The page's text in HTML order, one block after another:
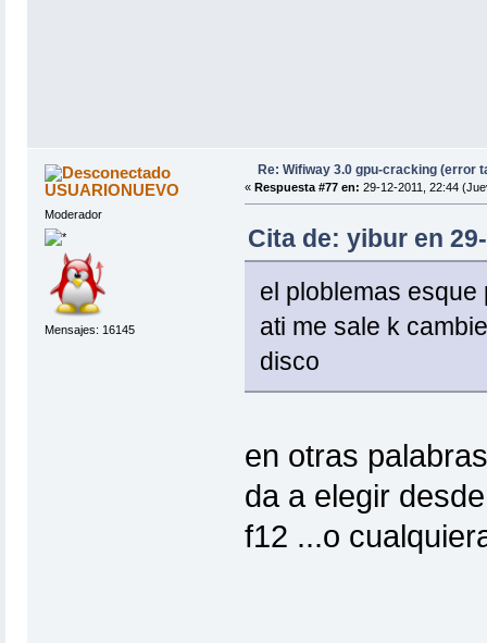
USUARIONUEVO
Moderador
Mensajes: 16145
Re: Wifiway 3.0 gpu-cracking (error
« Respuesta #77 en: 29-12-2011, 22:44
Cita de: yibur en
el ploblemas
ati me sale k
disco
en otras
da a elegir
f12 ...o